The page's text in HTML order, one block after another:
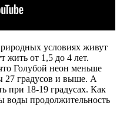
условиях живут
жить от 1,5 до 4 лет.
Голубой неон меньше
27 градусов и выше. А
при 18-19 градусах. Как
воды продолжительность